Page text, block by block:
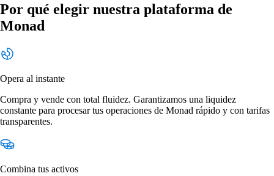
Por qué elegir nuestra plataforma de
Monad
Opera al instante
Compra y vende con total fluidez. Garantizamos una liquidez
constante para procesar tus operaciones de Monad rápido y con tarifas
transparentes.
Combina tus activos